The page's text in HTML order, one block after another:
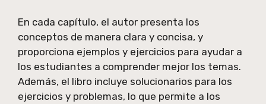
En cada capítulo, el autor presenta los
conceptos de manera clara y concisa, y
proporciona ejemplos y ejercicios para ayudar a
los estudiantes a comprender mejor los temas.
Además, el libro incluye solucionarios para los
ejercicios y problemas, lo que permite a los